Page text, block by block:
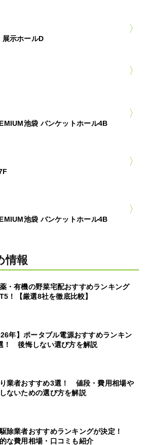
示ホールD
池袋 バンケットホール4B
池袋 バンケットホール4B
情報
・有機の野菜宅配おすすめランキング
！【厳選8社を徹底比較】
年】ポータブル電源おすすめランキン
！ 後悔しない選び方を解説
業者おすすめ3選！ 値段・費用相場や
ないための選び方を解説
除業者おすすめランキングが決定！
な費用相場・口コミも紹介